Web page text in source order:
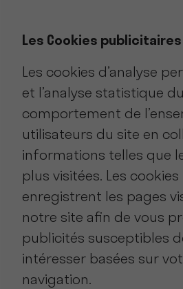
Les Cookies publicitaires
Les cookies d’analyse
et l’analyse statistique du
comportement de
utilisateurs du site en
informations telles que
plus visitées. Les
enregistrent les pages
notre site afin de vous
publicités susceptibles
intéresser basées sur
navigation.